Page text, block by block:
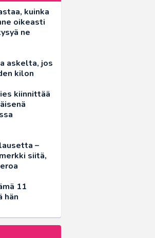
kuinka
oikeasti
ne
askelta, jos
kilon
kiinnittää
–
siitä,
11
hän